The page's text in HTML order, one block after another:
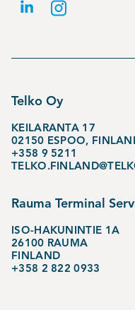
Telko Oy
KEILARANTA 17
02150 ESPOO,
+358 9 5211
Rauma Terminal
ISO-HAKUNINTIE 1A
26100 RAUMA
FINLAND
+358 2 822 0933